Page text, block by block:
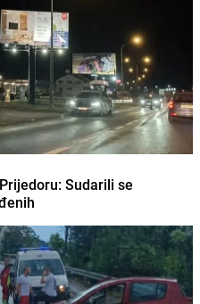
Sudarili se